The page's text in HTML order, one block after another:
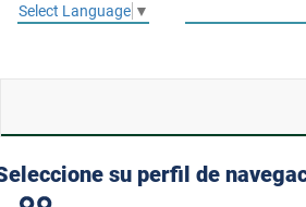
Select Language ▼
su perfil de